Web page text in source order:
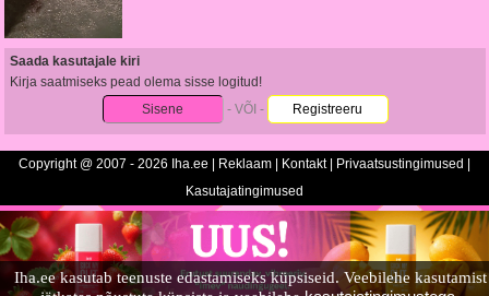
Iha.ee kasutab teenuste edastamiseks küpsiseid. Veebilehe kasutamist
Saada kasutajale kiri
Kirja saatmiseks pead olema sisse logitud!
Sisene
- VÕI - Registreeru
Copyright @ 2007 - 2026 Iha.ee | Reklaam Kontakt| Privaatsustingimused
Kasutajatingimused